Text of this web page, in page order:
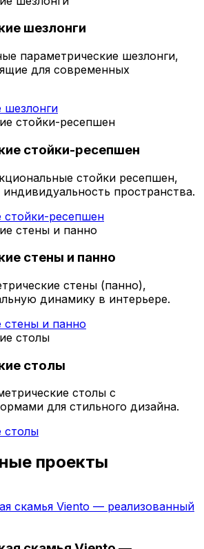
шезлонги
параметрические шезлонги,
для современных
шезлонги
стойки-ресепшен
стойки ресепшен,
пространства.
стойки-ресепшен
стены и панно
стены (панно),
динамику в интерьере.
стены и панно
столы
столы с
для стильного дизайна.
столы
проекты